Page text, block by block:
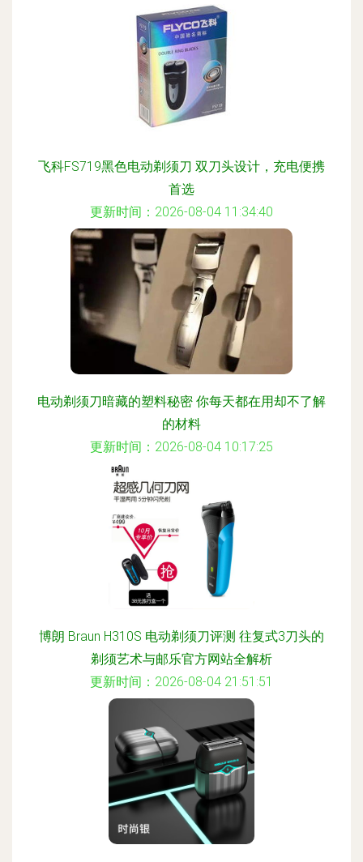
飞科FS719黑色电动剃须刀 双刀头设计，充电便携
首选
更新时间：2026-08-04 11:34:40
电动剃须刀暗藏的塑料秘密 你每天都在用却不了解
的材料
更新时间：2026-08-04 10:17:25
博朗 Braun H310S 电动剃须刀评测 往复式3刀头的
剃须艺术与邮乐官方网站全解析
更新时间：2026-08-04 21:51:51